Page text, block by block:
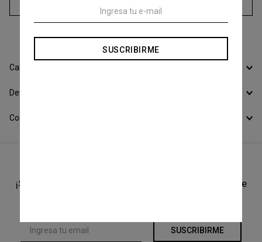
Calcular Envío
Devoluciones
Conocer todos los Medios de Pago
¡Suscríbete a nuestro newsletter y recibí un cupón de
SUSCRIBIRME
SUSCRIBIRME